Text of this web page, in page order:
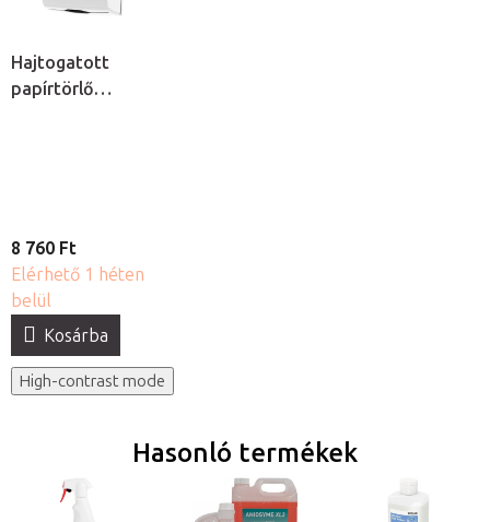
Hajtogatott
papírtörlő
8 760 Ft
Elérhető 1 héten
belül
Kosárba
High-contrast mode
Hasonló termékek